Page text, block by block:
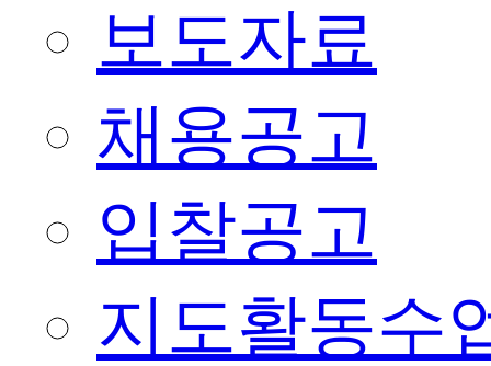
보도자료
채용공고
입찰공고
지도활동수